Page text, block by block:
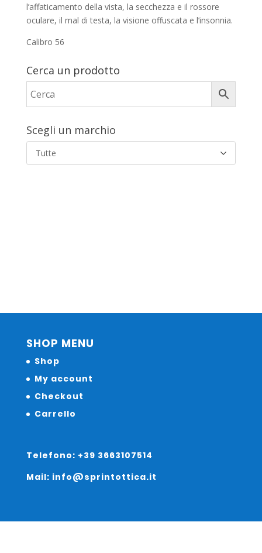
l’affaticamento della vista, la secchezza e il rossore
oculare, il mal di testa, la visione offuscata e l’insonnia.
Calibro 56
Cerca un prodotto
Scegli un marchio
Tutte
SHOP MENU
Shop
My account
Checkout
Carrello
Telefono: +39 3663107514
Mail: info@sprintottica.it